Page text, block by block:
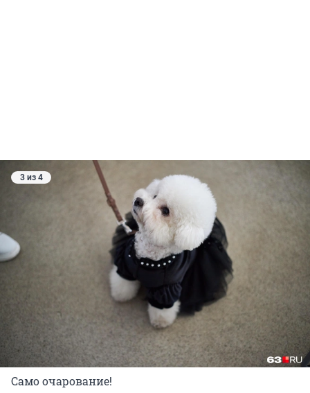
3 из 4
Само очарование!